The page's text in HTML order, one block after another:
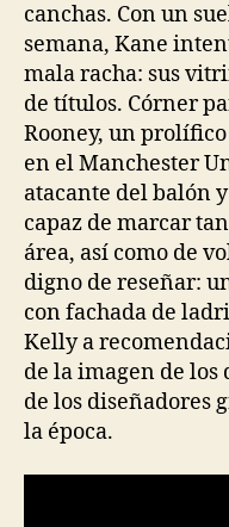
canchas. Con un
semana, Kane
mala racha: sus
de títulos. Córner
Rooney, un
en el Manchester
atacante del balón
capaz de marcar
área, así como de
digno de reseñar:
con fachada de
Kelly a
de la imagen de los
de los diseñadores
la época.